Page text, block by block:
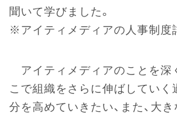
聞いて学びました。
※アイティメディアの人事制度
アイティメディアのことを深
こで組織をさらに伸ばしていく
分を高めていきたい、また、大き